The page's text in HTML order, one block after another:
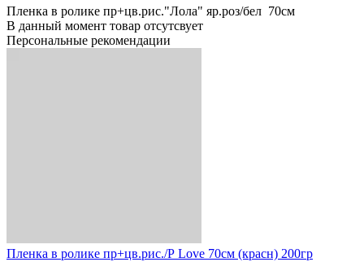
Пленка в ролике пр+цв.рис."Лола" яр.роз/бел 70см
В данный момент товар отсутсвует
Персональные рекомендации
Пленка в ролике пр+цв.рис./Р Love 70см (красн) 200гр